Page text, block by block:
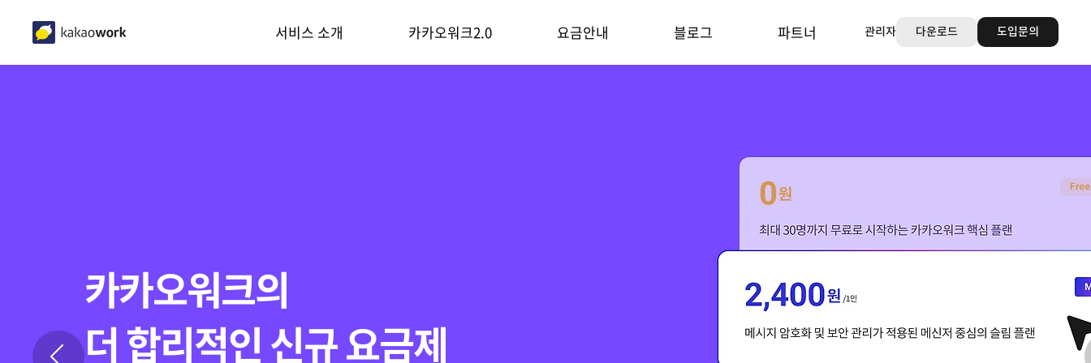
kakaowork 서비스 소개 카카오워크2.0 요금안내 블로그 파트너 관리자 다운로드 도입문의
완전히 새로워진
카카오워크 2.0
카카오워크의
새로운 기능을 만나보세요
카카오워크의
더 합리적인 신규 요금제
카카오워크AI
새로운 업무 경험
현대중공업 그룹의
카카오워크 도입기
더 나은 협업의 시작
워크솔루션